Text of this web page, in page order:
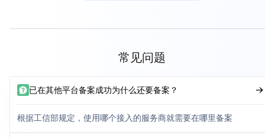
常见问题
已在其他平台备案成功为什么还要备案？
根据工信部规定，使用哪个接入的服务商就需要在哪里备案